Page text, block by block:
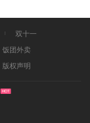
双十一
饭团外卖
版权声明